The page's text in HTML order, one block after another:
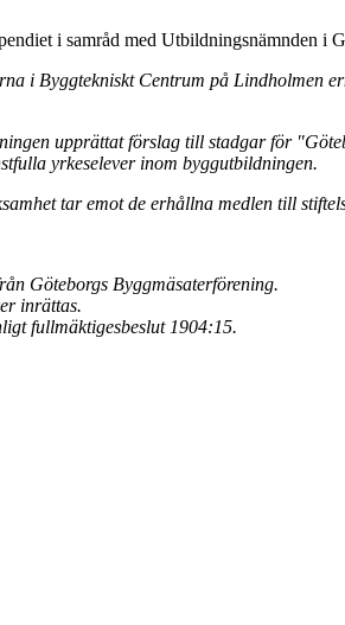
i samråd med Utbildningsnämnden i
i Byggtekniskt Centrum på
upprättat förslag till stadgar för
yrkeselever inom byggutbildningen.
tar emot de erhållna medlen till
Göteborgs Byggmäsaterförening.
inrättas.
fullmäktigesbeslut 1904:15.